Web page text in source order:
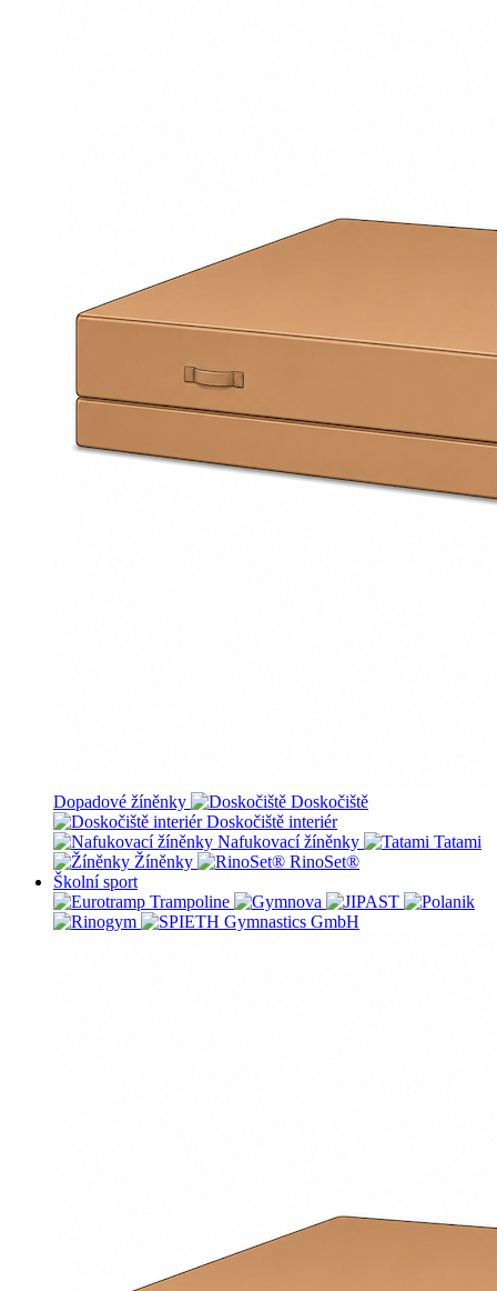
Dopadové žíněnky
Doskočiště
Doskočiště interiér
Nafukovací žíněnky
Tatami
Žíněnky
RinoSet®
Školní sport